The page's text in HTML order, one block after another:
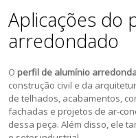
Aplicações do
arredondado
O perfil de alumínio
construção civil e da
de telhados, acabamentos,
fachadas e projetos de ar-
dessa peça. Além disso, ele